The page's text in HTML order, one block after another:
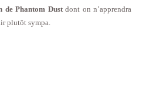
de Phantom Dustdont on n’apprendra
plutôt sympa.